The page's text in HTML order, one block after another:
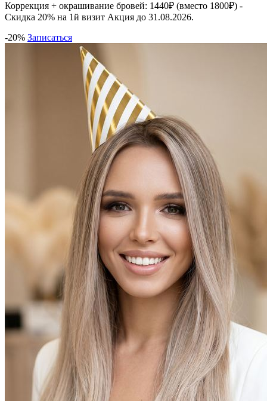
Коррекция + окрашивание бровей: 1440₽ (вместо 1800₽) -
Скидка 20% на 1й визит Акция до 31.08.2026.
-20% Записаться